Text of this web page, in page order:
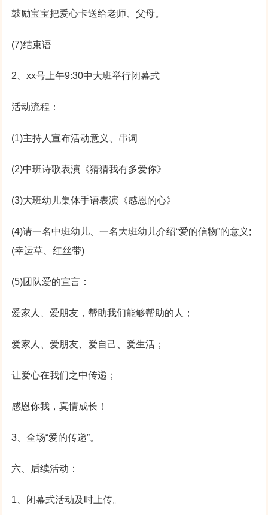
鼓励宝宝把爱心卡送给老师、父母。
(7)结束语
2、xx号上午9:30中大班举行闭幕式
活动流程：
(1)主持人宣布活动意义、串词
(2)中班诗歌表演《猜猜我有多爱你》
(3)大班幼儿集体手语表演《感恩的心》
(4)请一名中班幼儿、一名大班幼儿介绍“爱的信物”的意义;
(幸运草、红丝带)
(5)团队爱的宣言：
爱家人、爱朋友，帮助我们能够帮助的人；
爱家人、爱朋友、爱自己、爱生活；
让爱心在我们之中传递；
感恩你我，真情成长！
3、全场“爱的传递”。
六、后续活动：
1、闭幕式活动及时上传。